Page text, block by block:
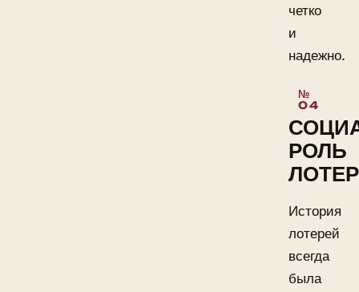
четко
и
надежно.
РОЛЬ
История
лотерей
всегда
была